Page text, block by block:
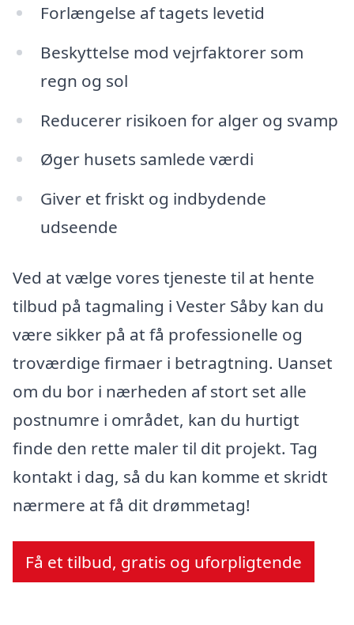
Forlængelse af tagets levetid
Beskyttelse mod vejrfaktorer som
regn og sol
Reducerer risikoen for alger og svamp
Øger husets samlede værdi
Giver et friskt og indbydende
udseende
Ved at vælge vores tjeneste til at hente
tilbud på tagmaling i Vester Såby kan du
være sikker på at få professionelle og
troværdige firmaer i betragtning. Uanset
om du bor i nærheden af stort set alle
postnumre i området, kan du hurtigt
finde den rette maler til dit projekt. Tag
kontakt i dag, så du kan komme et skridt
nærmere at få dit drømmetag!
Få et tilbud, gratis og uforpligtende